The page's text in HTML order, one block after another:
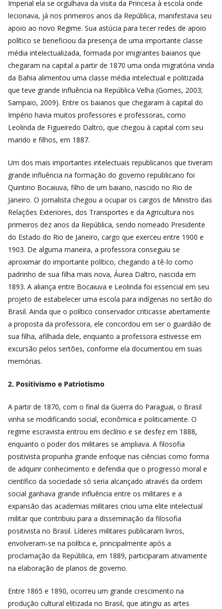
Imperial ela se orgulhava da visita da Princesa à escola onde
lecionava, já nos primeiros anos da República, manifestava seu
apoio ao novo Regime. Sua astúcia para tecer redes de apoio
político se beneficiou da presença de uma importante classe
média intelectualizada, formada por imigrantes baianos que
chegaram na capital a partir de 1870 uma onda migratória vinda
da Bahia alimentou uma classe média intelectual e politizada
que teve grande influência na República Velha (Gomes, 2003;
Sampaio, 2009). Entre os baianos que chegaram à capital do
Império havia muitos professores e professoras, como
Leolinda de Figueiredo Daltro, que chegou à capital com seu
marido e filhos, em 1887.
Um dos mais importantes intelectuais republicanos que tiveram
grande influência na formação do governo republicano foi
Quintino Bocaiuva, filho de um baiano, nascido no Rio de
Janeiro. O jornalista chegou a ocupar os cargos de Ministro das
Relações Exteriores, dos Transportes e da Agricultura nos
primeiros dez anos da República, sendo nomeado Presidente
do Estado do Rio de Janeiro, cargo que exerceu entre 1900 e
1903. De alguma maneira, a professora conseguiu se
aproximar do importante político, chegando a tê-lo como
padrinho de sua filha mais nova, Áurea Daltro, nascida em
1893. A aliança entre Bocaiuva e Leolinda foi essencial em seu
projeto de estabelecer uma escola para indígenas no sertão do
Brasil. Ainda que o político conservador criticasse abertamente
a proposta da professora, ele concordou em ser o guardião de
sua filha, afilhada dele, enquanto a professora estivesse em
excursão pelos sertões, conforme ela documentou em suas
memórias.
2. Positivismo e Patriotismo
A partir de 1870, com o final da Guerra do Paraguai, o Brasil
vinha se modificando social, econômica e politicamente. O
regime escravista entrou em declínio e se desfez em 1888,
enquanto o poder dos militares se ampliava. A filosofia
positivista propunha grande enfoque nas ciências como forma
de adquirir conhecimento e defendia que o progresso moral e
científico da sociedade só seria alcançado através da ordem
social ganhava grande influência entre os militares e a
expansão das academias militares criou uma elite intelectual
militar que contribuiu para a disseminação da filosofia
positivista no Brasil. Líderes militares publicaram livros,
envolveram-se na política e, principalmente após a
proclamação da República, em 1889, participaram ativamente
na elaboração de planos de governo.
Entre 1865 e 1890, ocorreu um grande crescimento na
produção cultural elitizada no Brasil, que atingiu as artes